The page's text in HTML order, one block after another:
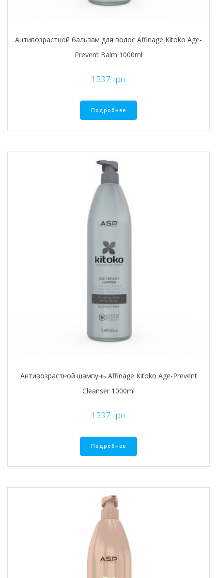
Антивозрастной бальзам для волос Affinage Kitoko Age-
Prevent Balm 1000ml
1537 грн.
Подробнее
Антивозрастной шампунь Affinage Kitoko Age-Prevent
Cleanser 1000ml
1537 грн.
Подробнее